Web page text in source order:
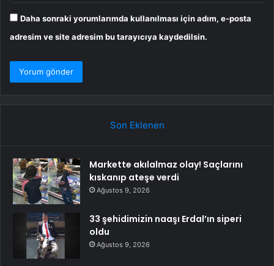
Daha sonraki yorumlarımda kullanılması için adım, e-posta
adresim ve site adresim bu tarayıcıya kaydedilsin.
Son Eklenen
Markette akılalmaz olay! Saçlarını
kıskanıp ateşe verdi
Ağustos 9, 2026
33 şehidimizin naaşı Erdal’ın siperi
oldu
Ağustos 9, 2026